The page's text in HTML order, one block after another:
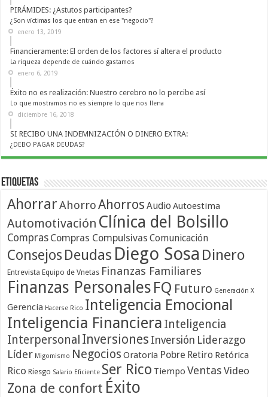
PIRÁMIDES: ¿Astutos participantes?
¿Son víctimas los que entran en ese "negocio"?
enero 13, 2019
Financieramente: El orden de los factores sí altera el producto
La riqueza depende de cuándo gastamos
enero 6, 2019
Éxito no es realización: Nuestro cerebro no lo percibe así
Lo que mostramos no es siempre lo que nos llena
diciembre 16, 2018
SI RECIBO UNA INDEMNIZACIÓN O DINERO EXTRA:
¿DEBO PAGAR DEUDAS?
Etiquetas
AhorrarAhorroAhorros Audio Autoestima
Automotivación Clínica del Bolsillo
Compras Compras Compulsivas Comunicación
Consejos Deudas Diego Sosa Dinero
Entrevista Equipo de Vnetas Finanzas Familiares
Finanzas Personales FQ Futuro Generación X
Gerencia Hacerse Rico Inteligencia Emocional
Inteligencia Financiera Inteligencia
Interpersonal Inversiones Inversión Liderazgo
Líder Migomismo Negocios Oratoria Pobre Retiro Retórica
Rico Riesgo Salario Eficiente Ser Rico Tiempo Ventas Video
Zona de confort Éxito